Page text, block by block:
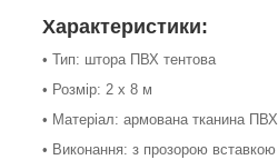
Характеристики:
• Тип: штора ПВХ тентова
• Розмір: 2 х 8 м
• Матеріал: армована тканина ПВХ
• Виконання: з прозорою вставкою